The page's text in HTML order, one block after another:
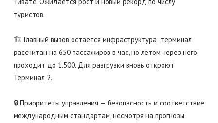
туристов.
🏗️ Главный вызов остаётся инфраструктура: терминал
рассчитан на 650 пассажиров в час, но летом через него
проходит до 1.500. Для разгрузки вновь откроют
Терминал 2.
🔒 Приоритеты управления — безопасность и соответствие
международным стандартам, несмотря на прогнозы